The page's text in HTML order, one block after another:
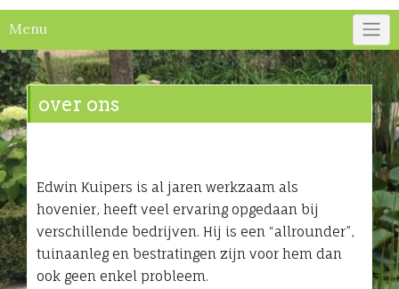
Menu
over ons
Edwin Kuipers is al jaren werkzaam als
hovenier, heeft veel ervaring opgedaan bij
verschillende bedrijven. Hij is een “allrounder”,
tuinaanleg en bestratingen zijn voor hem dan
ook geen enkel probleem.